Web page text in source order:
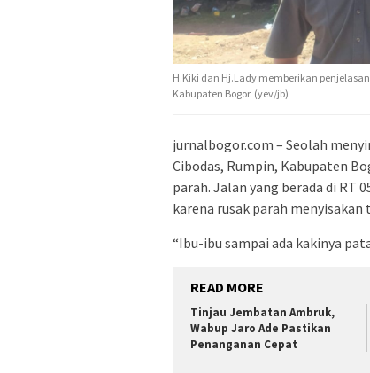
H.Kiki dan Hj.Lady memberikan
Kabupaten Bogor. (yev/jb)
jurnalbogor.com – Seolah
Cibodas, Rumpin, Kabupaten
parah. Jalan yang berada di RT
karena rusak parah
“Ibu-ibu sampai ada kakinya
READ MORE
Tinjau Jembatan Ambruk,
Wabup Jaro Ade Pastikan
Penanganan Cepat